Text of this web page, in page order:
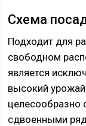
Схема
Подходит для
свободном
является
высокий
целесообразно
сдвоенными